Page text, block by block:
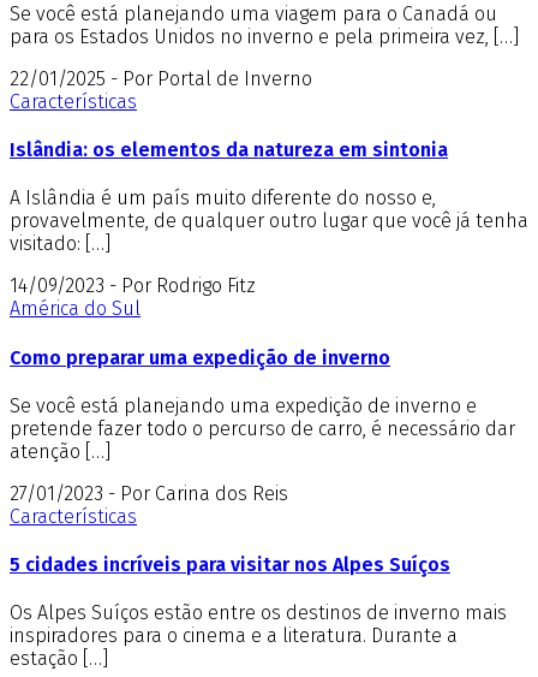
Se você está planejando uma viagem para o Canadá ou
para os Estados Unidos no inverno e pela primeira vez, […]
22/01/2025 - Por Portal de Inverno
Características
Islândia: os elementos da natureza em sintonia
A Islândia é um país muito diferente do nosso e,
provavelmente, de qualquer outro lugar que você já tenha
visitado: […]
14/09/2023 - Por Rodrigo Fitz
América do Sul
Como preparar uma expedição de inverno
Se você está planejando uma expedição de inverno e
pretende fazer todo o percurso de carro, é necessário dar
atenção […]
27/01/2023 - Por Carina dos Reis
Características
5 cidades incríveis para visitar nos Alpes Suíços
Os Alpes Suíços estão entre os destinos de inverno mais
inspiradores para o cinema e a literatura. Durante a
estação […]